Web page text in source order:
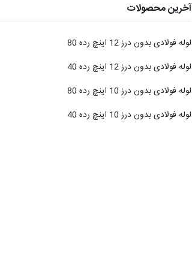
آخرین محصولات
لوله فولادی بدون درز 12 اینچ رده 80
لوله فولادی بدون درز 12 اینچ رده 40
لوله فولادی بدون درز 10 اینچ رده 80
لوله فولادی بدون درز 10 اینچ رده 40